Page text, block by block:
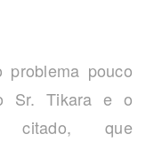
pouco
Sr. Tikara e o
citado, que